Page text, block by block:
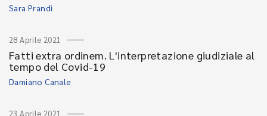
Sara Prandi
28 Aprile 2021
Fatti extra ordinem. L'interpretazione giudiziale al
tempo del Covid-19
Damiano Canale
23 Aprile 2021